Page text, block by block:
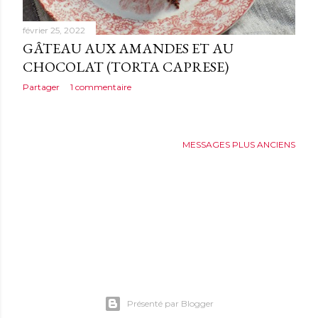
février 25, 2022
GÂTEAU AUX AMANDES ET AU
CHOCOLAT (TORTA CAPRESE)
Partager 1 commentaire
MESSAGES PLUS ANCIENS
Présenté par Blogger